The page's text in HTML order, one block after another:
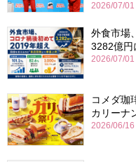
2026/07/01
外食市場
3282億円
2026/07/
コメダ珈
カリーナ
2026/06/16